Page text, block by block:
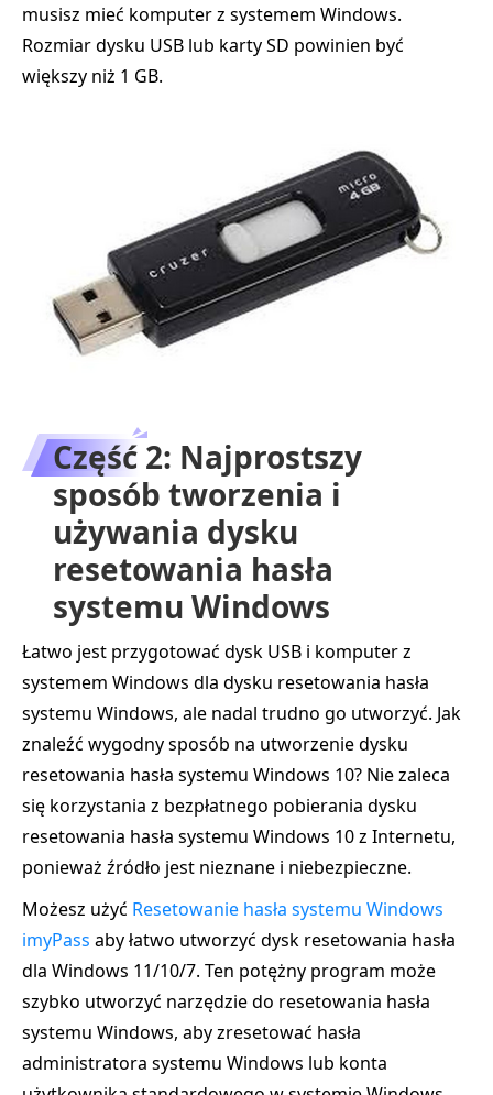
musisz mieć komputer z systemem Windows.
Rozmiar dysku USB lub karty SD powinien być
większy niż 1 GB.
Część 2: Najprostszy
sposób tworzenia i
używania dysku
resetowania hasła
systemu Windows
Łatwo jest przygotować dysk USB i komputer z
systemem Windows dla dysku resetowania hasła
systemu Windows, ale nadal trudno go utworzyć. Jak
znaleźć wygodny sposób na utworzenie dysku
resetowania hasła systemu Windows 10? Nie zaleca
się korzystania z bezpłatnego pobierania dysku
resetowania hasła systemu Windows 10 z Internetu,
ponieważ źródło jest nieznane i niebezpieczne.
Możesz użyć Resetowanie hasła systemu Windows
imyPass aby łatwo utworzyć dysk resetowania hasła
dla Windows 11/10/7. Ten potężny program może
szybko utworzyć narzędzie do resetowania hasła
systemu Windows, aby zresetować hasła
administratora systemu Windows lub konta